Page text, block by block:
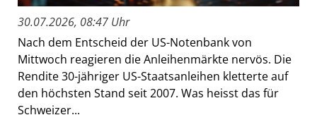
30.07.2026, 08:47 Uhr
Nach dem Entscheid der US-Notenbank von
Mittwoch reagieren die Anleihenmärkte nervös. Die
Rendite 30-jähriger US-Staatsanleihen kletterte auf
den höchsten Stand seit 2007. Was heisst das für
Schweizer...